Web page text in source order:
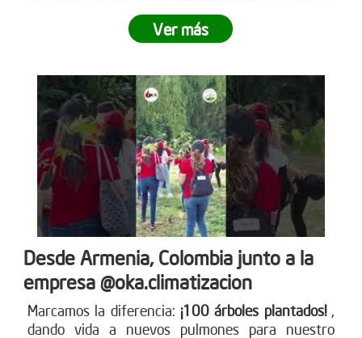
visitando nuestra página web
www.reddearboles.org
Ver más
Desde Armenia, Colombia junto a la
empresa @oka.climatizacion
Marcamos la diferencia: ¡100 árboles plantados! ,
dando vida a nuevos pulmones para nuestro